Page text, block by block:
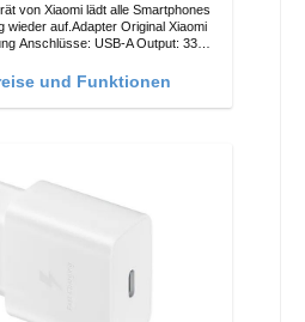
von Xiaomi lädt alle Smartphones
wieder auf.Adapter Original Xiaomi
33W
Weissund Funktionen